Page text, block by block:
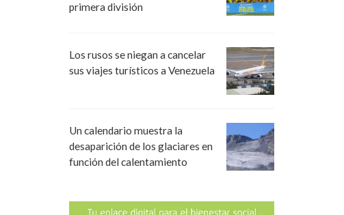
primera división
Los rusos se niegan a cancelar
sus viajes turísticos a Venezuela
Un calendario muestra la
desaparición de los glaciares en
función del calentamiento